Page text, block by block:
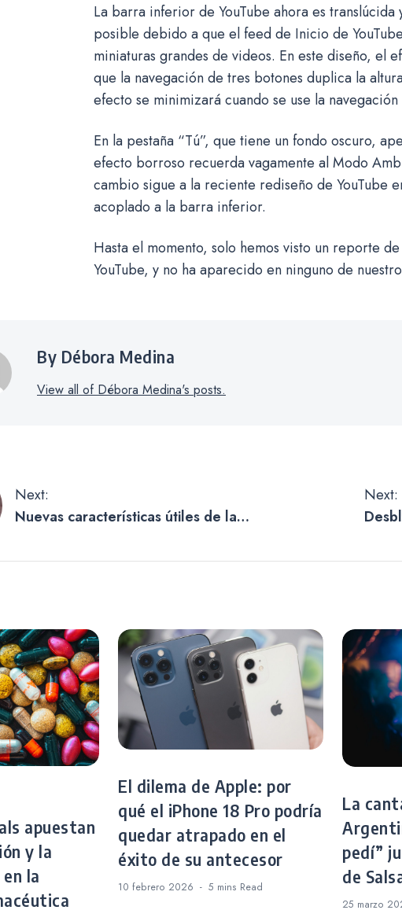
La barra inferior de YouTube ahora es
posible debido a que el feed de Inicio de
miniaturas grandes de videos. En este diseño, el
que la navegación de tres botones duplica la
efecto se minimizará cuando se use la
En la pestaña “Tú”, que tiene un fondo oscuro,
efecto borroso recuerda vagamente al Modo
cambio sigue a la reciente rediseño de YouTube
acoplado a la barra inferior.
Hasta el momento, solo hemos visto un reporte
YouTube, y no ha aparecido en ninguno de
By Débora Medina
View all of Débora Medina's posts.
Next:
Nuevas características útiles de la
iPhone, iPad y Mac
Next:
apuestan
y la
la
El dilema de Apple: por
qué el iPhone 18 Pro podría
quedar atrapado en el
éxito de su antecesor
10 febrero 2026 5 mins Read
La
pedí”
de
25 marzo